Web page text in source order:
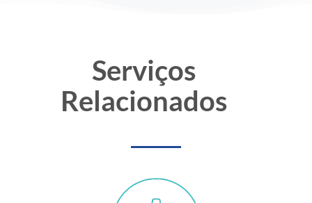
Serviços
Relacionados